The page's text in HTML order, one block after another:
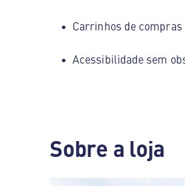
Carrinhos de compras
Acessibilidade sem
Sobre a loja